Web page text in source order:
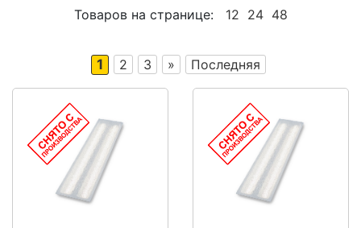
Товаров на странице: 12 24 48
1 2 3 » Последняя